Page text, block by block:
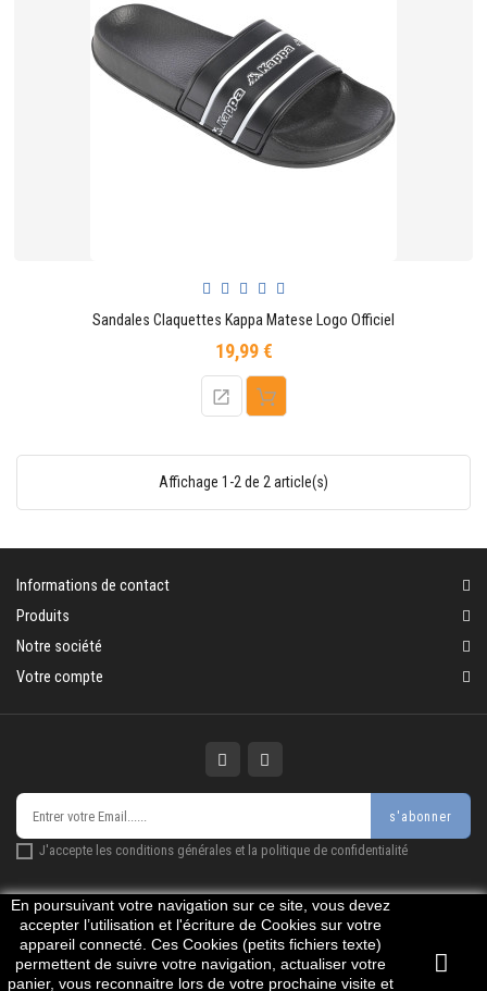
En poursuivant votre navigation sur ce site, vous devez
accepter l’utilisation et l'écriture de Cookies sur votre
appareil connecté. Ces Cookies (petits fichiers texte)
permettent de suivre votre navigation, actualiser votre
panier, vous reconnaitre lors de votre prochaine visite et
Sandales Claquettes Kappa Matese Logo Officiel
19,99 €Prix
Affichage 1-2 de 2 article(s)
Informations de contact
Produits
Notre société
Votre compte
s'abonner
J'accepte les conditions générales et la politique de confidentialité
© 2026 - Logiciel e-commerce par PrestaShop™